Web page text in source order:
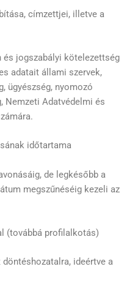
címzettjei, illetve a
jogszabályi kötelezettség
adatait állami szervek,
ügyészség, nyomozó
Nemzeti Adatvédelmi és
időtartama
de legkésőbb a
megszűnéséig kezeli az
profilalkotás)
ideértve a